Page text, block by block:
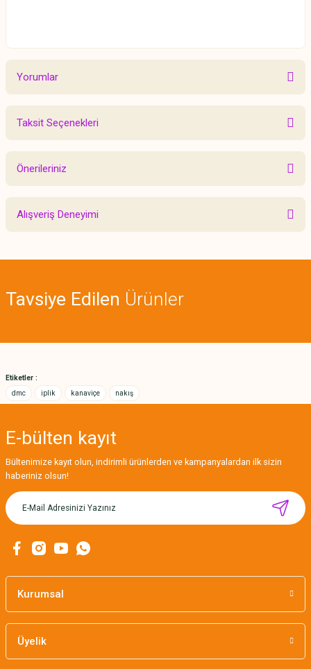
Yorumlar
Taksit Seçenekleri
Önerileriniz
Bu ürünün fiyat bilgisi, resim, ürün açıklamalarında ve diğer konularda
yetersiz gördüğünüz noktaları öneri formunu kullanarak tarafımıza
Ürün açıklamasında eksik bilgiler bulunuyor.
Alışveriş Deneyimi
Tavsiye Edilen Ürünler
MIKNATISLI İĞNE TUTUCU-BAHAR
Etiketler :
dmc
iplik kanaviçe nakış
E-bülten kayıt
Bültenimize kayıt olun, indirimli ürünlerden ve kampanyalardan ilk sizin
haberiniz olsun!
Kurumsal
Üyelik